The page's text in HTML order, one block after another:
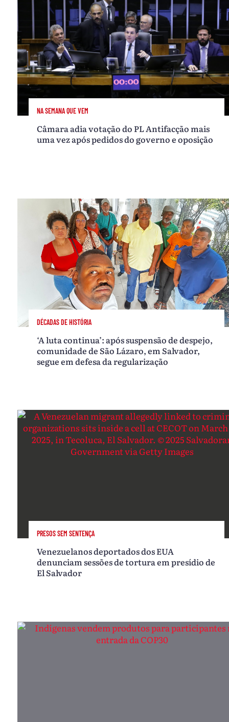
NA SEMANA QUE VEM
Câmara adia votação do PL Antifacção mais
uma vez após pedidos do governo e oposição
DÉCADAS DE HISTÓRIA
‘A luta continua’: após suspensão de despejo,
comunidade de São Lázaro, em Salvador,
segue em defesa da regularização
PRESOS SEM SENTENÇA
Venezuelanos deportados dos EUA
denunciam sessões de tortura em presídio de
El Salvador